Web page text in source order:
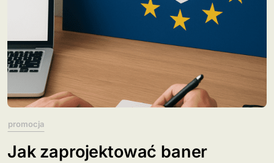
promocja
Jak zaprojektować baner